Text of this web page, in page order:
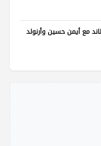
مع أيمن حسين وأرنولد